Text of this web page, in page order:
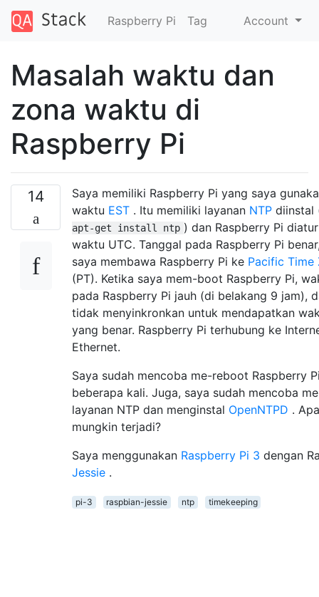
Raspberry Pi Tag Account
Masalah waktu dan
zona waktu di
Raspberry Pi
14
Saya memiliki Raspberry Pi yang saya
waktu EST . Itu memiliki layanan NTP
apt-get install ntp ) dan Raspberry Pi
waktu UTC. Tanggal pada Raspberry Pi
saya membawa Raspberry Pi ke Pacific Time
(PT). Ketika saya mem-boot Raspberry Pi,
pada Raspberry Pi jauh (di belakang 9 jam),
tidak menyinkronkan untuk mendapatkan
yang benar. Raspberry Pi terhubung ke
Ethernet.
Saya sudah mencoba me-reboot Raspberry
beberapa kali. Juga, saya sudah mencoba
layanan NTP dan menginstal OpenNTPD .
mungkin terjadi?
Saya menggunakan Raspberry Pi 3 dengan
Jessie .
pi-3 raspbian-jessie ntp timekeeping